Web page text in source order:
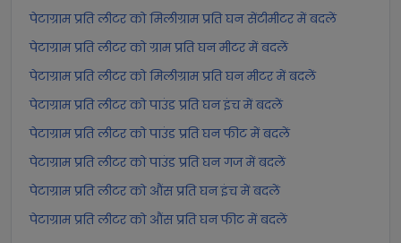
पेटाग्राम प्रति लीटर को मिलीग्राम प्रति घन सेंटीमीटर में बदलें
पेटाग्राम प्रति लीटर को ग्राम प्रति घन मीटर में बदलें
पेटाग्राम प्रति लीटर को मिलीग्राम प्रति घन मीटर में बदलें
पेटाग्राम प्रति लीटर को पाउंड प्रति घन इंच में बदलें
पेटाग्राम प्रति लीटर को पाउंड प्रति घन फीट में बदलें
पेटाग्राम प्रति लीटर को पाउंड प्रति घन गज में बदलें
पेटाग्राम प्रति लीटर को औंस प्रति घन इंच में बदलें
पेटाग्राम प्रति लीटर को औंस प्रति घन फीट में बदलें